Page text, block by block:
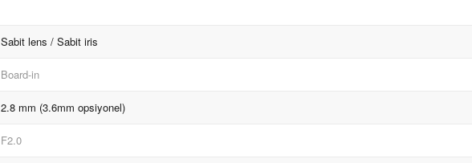
Sabit lens / Sabit iris
Board-in
2.8 mm (3.6mm opsiyonel)
F2.0